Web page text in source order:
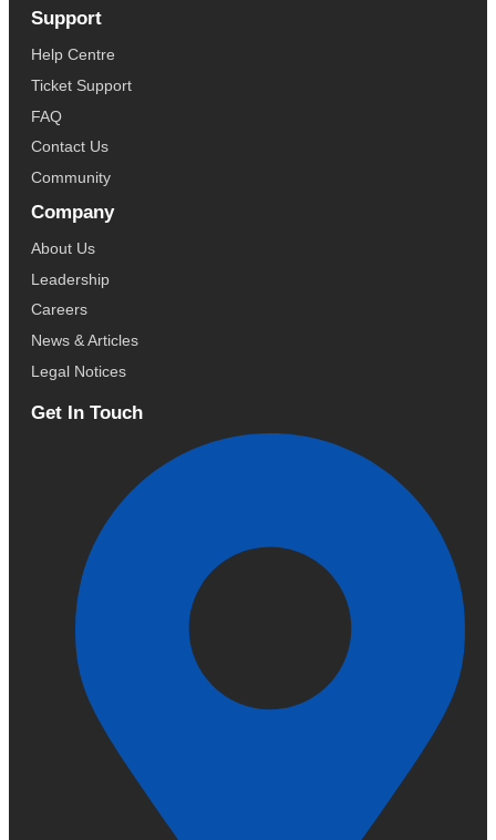
Support
Help Centre
Ticket Support
FAQ
Contact Us
Community
Company
About Us
Leadership
Careers
News & Articles
Legal Notices
Get In Touch